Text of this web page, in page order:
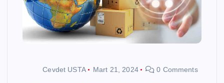
Cevdet USTA Mart 21, 2024 0 Comments